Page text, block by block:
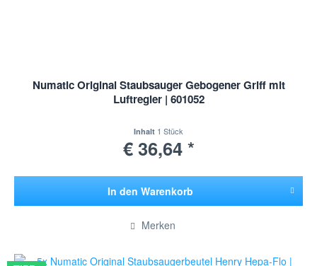
Numatic Original Staubsauger Gebogener Griff mit
Luftregler | 601052
Inhalt 1 Stück
€ 36,64 *
In den Warenkorb
Hinzugefügt
Merken